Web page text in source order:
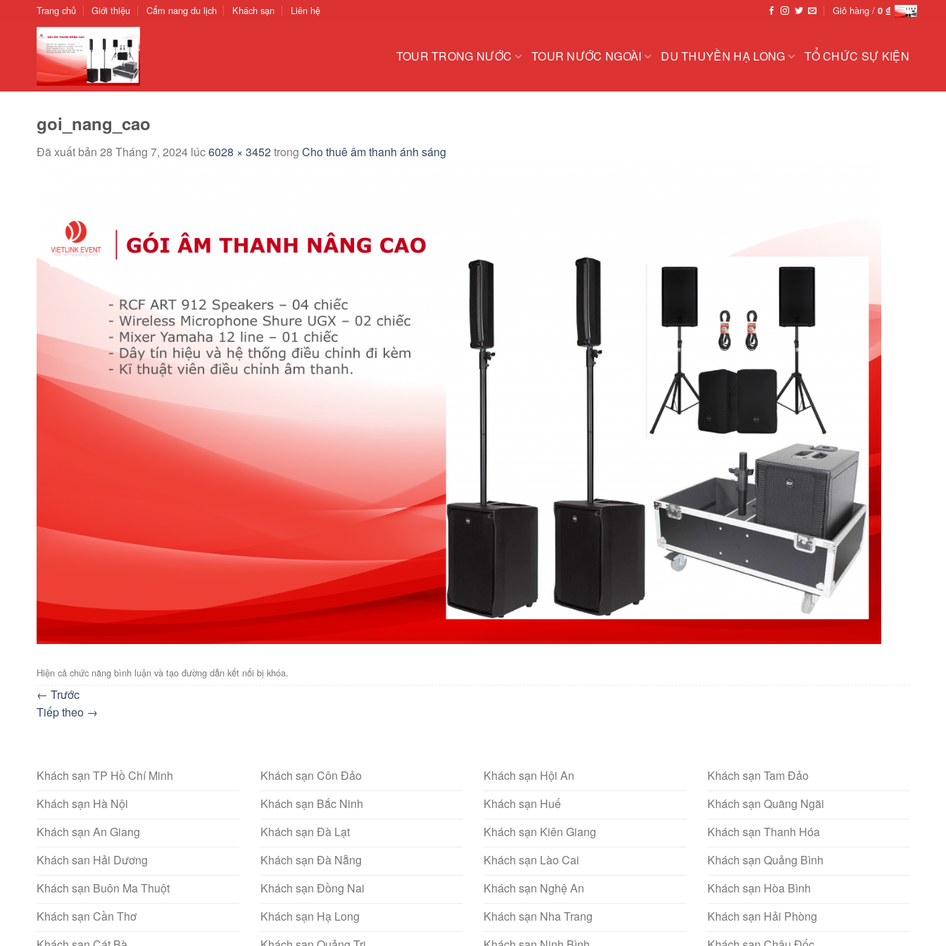
ChuyểnTrang chủ Giới thiệu Cẩm nang du lịch Khách sạn Liên hệ Giỏ hàng / 0 ₫
TOUR TRONG NƯỚC TOUR NƯỚC NGOÀI DU THUYỀN HẠ LONG TỔ CHỨC SỰ KIỆN
goi_nang_cao
Đã xuất bản 28 Tháng 7, 2024 lúc6028 × 3452trong Cho thuê âm thanh ánh sáng
Hiện cả chức năng bình luận và tạo đường dẫn kết nối bị khóa.
← Trước
Tiếp theo →
Khách sạn TP Hồ Chí Minh
Khách sạn Hà Nội
Khách sạn An Giang
Khách san Hải Dương
Khách sạn Buôn Ma Thuột
Khách sạn Cần Thơ
Khách sạn Côn Đảo
Khách sạn Bắc Ninh
Khách sạn Đà Lạt
Khách sạn Đà Nẵng
Khách sạn Đồng Nai
Khách sạn Hạ Long
Khách sạn Hội An
Khách sạn Huế
Khách sạn Kiên Giang
Khách sạn Lào Cai
Khách sạn Nghệ An
Khách sạn Nha Trang
Khách sạn Tam Đảo
Khách sạn Quãng Ngãi
Khách sạn Thanh Hóa
Khách sạn Quảng Bình
Khách sạn Hòa Bình
Khách sạn Hải Phòng